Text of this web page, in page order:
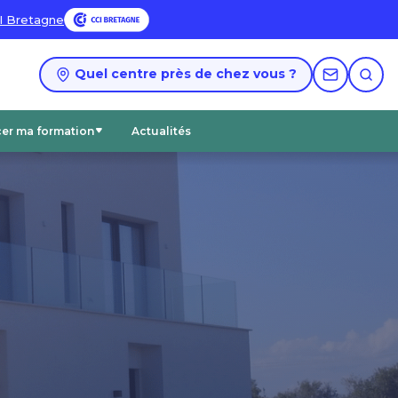
Bretagne
Quel centre près de chez vous ?
ma formation Actualités
Nos certifications